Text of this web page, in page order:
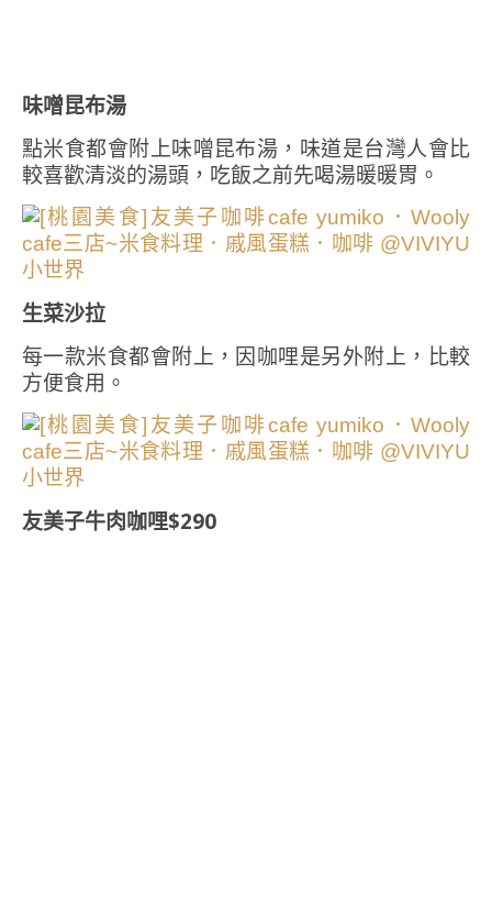
味噌昆布湯
點米食都會附上味噌昆布湯，味道是台灣人會比
較喜歡清淡的湯頭，吃飯之前先喝湯暖暖胃。
生菜沙拉
每一款米食都會附上，因咖哩是另外附上，比較
方便食用。
友美子牛肉咖哩$290